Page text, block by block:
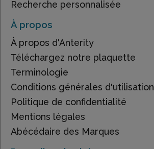
Recherche personnalisée
À propos
À propos d'Anterity
Téléchargez notre plaquette
Terminologie
Conditions générales d'utilisation
Politique de confidentialité
Mentions légales
Abécédaire des Marques